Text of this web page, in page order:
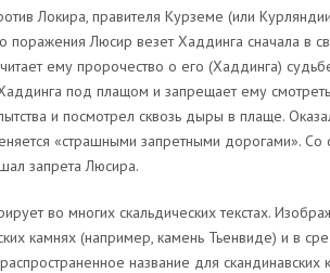
Локира, правителя Курземе (или
поражения Люсир везет Хаддинга сначала в
ему пророчество о его (Хаддинга)
под плащом и запрещает ему
и посмотрел сквозь дыры в плаще.
«страшными запретными дорогами». Со
запрета Люсира.
во многих скальдических текстах.
камнях (например, камень Тьенвиде) и в
название для скандинавских